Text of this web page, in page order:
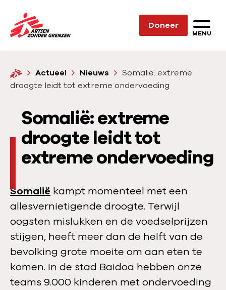
Sla navigatie over
N
r
d
a
g
Doneer
MENU
H
o
e
Actueel Nieuws
Somalië: extreme
droogte leidt tot extreme ondervoeding
Somalië: extreme
droogte leidt tot
extreme ondervoeding
Somalië kampt momenteel met een
allesvernietigende droogte. Terwijl
oogsten mislukken en de voedselprijzen
stijgen, heeft meer dan de helft van de
bevolking grote moeite om aan eten te
komen. In de stad Baidoa hebben onze
teams 9.000 kinderen met ondervoeding